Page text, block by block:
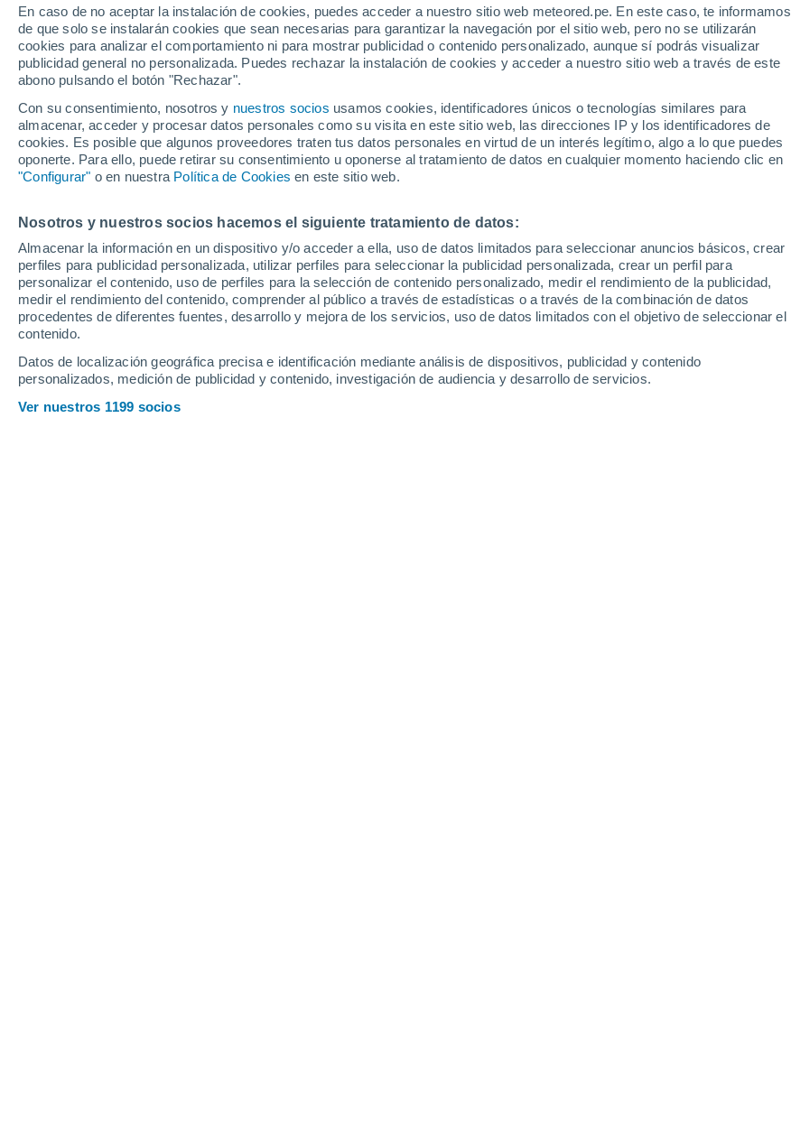
En caso de no aceptar la instalación de cookies, puedes acceder a nuestro sitio web meteored.pe. En este caso, te informamos
de que solo se instalarán cookies que sean necesarias para garantizar la navegación por el sitio web, pero no se utilizarán
cookies para analizar el comportamiento ni para mostrar publicidad o contenido personalizado, aunque sí podrás visualizar
publicidad general no personalizada. Puedes rechazar la instalación de cookies y acceder a nuestro sitio web a través de este
abono pulsando el botón "Rechazar".
Con su consentimiento, nosotros y nuestros socios usamos cookies, identificadores únicos o tecnologías similares para
almacenar, acceder y procesar datos personales como su visita en este sitio web, las direcciones IP y los identificadores de
cookies. Es posible que algunos proveedores traten tus datos personales en virtud de un interés legítimo, algo a lo que puedes
oponerte. Para ello, puede retirar su consentimiento u oponerse al tratamiento de datos en cualquier momento haciendo clic en
"Configurar" o en nuestra Política de Cookies en este sitio web.
Nosotros y nuestros socios hacemos el siguiente tratamiento de datos:
Almacenar la información en un dispositivo y/o acceder a ella, uso de datos limitados para seleccionar anuncios básicos, crear
perfiles para publicidad personalizada, utilizar perfiles para seleccionar la publicidad personalizada, crear un perfil para
personalizar el contenido, uso de perfiles para la selección de contenido personalizado, medir el rendimiento de la publicidad,
medir el rendimiento del contenido, comprender al público a través de estadísticas o a través de la combinación de datos
procedentes de diferentes fuentes, desarrollo y mejora de los servicios, uso de datos limitados con el objetivo de seleccionar el
contenido.
Datos de localización geográfica precisa e identificación mediante análisis de dispositivos, publicidad y contenido
personalizados, medición de publicidad y contenido, investigación de audiencia y desarrollo de servicios.
Ver nuestros 1199 socios
00 03 06 09 12 15 18 21 00 03 06 09 12 15 18 21 00 03 06 09 12 15 18 21 00
6.8
0.5
24°
24°
23° 23°
31°
34°
32°
32°
34° 34°
30°
La previsión del tiempo por horas en Henderson